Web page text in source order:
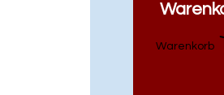
Warenkorb